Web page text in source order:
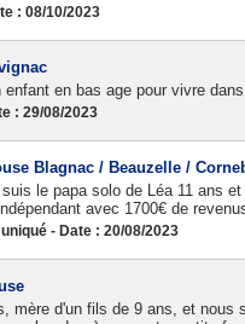
: 08/10/2023
en bas age pour vivre
: 29/08/2023
Blagnac / Beauzelle /
le papa solo de Léa 11 ans
avec 1700€ de
- Date : 20/08/2023
mère d'un fils de 9 ans, et nous